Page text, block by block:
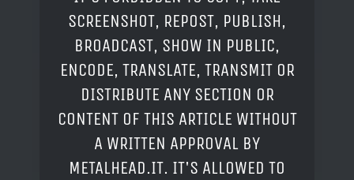
SCREENSHOT, REPOST, PUBLISH,
BROADCAST, SHOW IN PUBLIC,
ENCODE, TRANSLATE, TRANSMIT OR
DISTRIBUTE ANY SECTION OR
CONTENT OF THIS ARTICLE WITHOUT
A WRITTEN APPROVAL BY
METALHEAD.IT. IT'S ALLOWED TO